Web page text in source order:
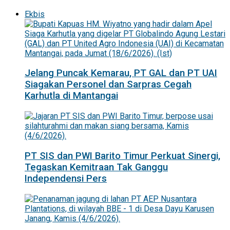
Ekbis
Jelang Puncak Kemarau, PT GAL dan PT UAI
Siagakan Personel dan Sarpras Cegah
Karhutla di Mantangai
PT SIS dan PWI Barito Timur Perkuat Sinergi,
Tegaskan Kemitraan Tak Ganggu
Independensi Pers